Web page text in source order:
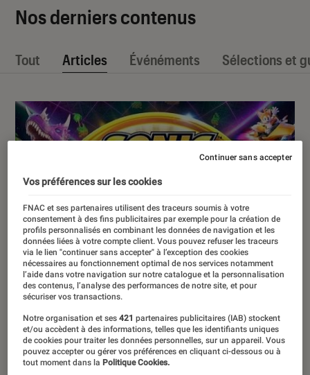
Nos derniers contenus
Tout Articles Événéments Sélections et
Vos préférences sur les cookies
FNAC et ses partenaires utilisent des traceurs soumis à votre
consentement à des fins publicitaires par exemple pour la création de
profils personnalisés en combinant les données de navigation et les
données liées à votre compte client. Vous pouvez refuser les traceurs
via le lien "continuer sans accepter" à l’exception des cookies
nécessaires au fonctionnement optimal de nos services notamment
l’aide dans votre navigation sur notre catalogue et la personnalisation
des contenus, l’analyse des performances de notre site, et pour
sécuriser vos transactions.
Notre organisation et ses421 partenaires publicitaires (IAB) stockent
et/ou accèdent à des informations, telles que les identifiants uniques
de cookies pour traiter les données personnelles, sur un appareil. Vous
pouvez accepter ou gérer vos préférences en cliquant ci-dessous ou à
tout moment dans la Politique Cookies.
Continuer sans accepter